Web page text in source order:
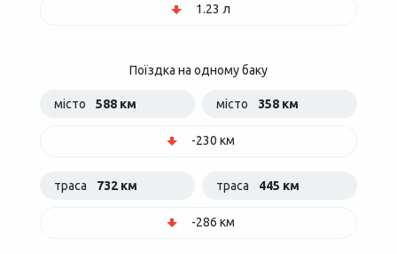
1.23 л
Поїздка на одному баку
місто 588 км місто 358 км
-230 км
траса 732 км траса 445 км
-286 км